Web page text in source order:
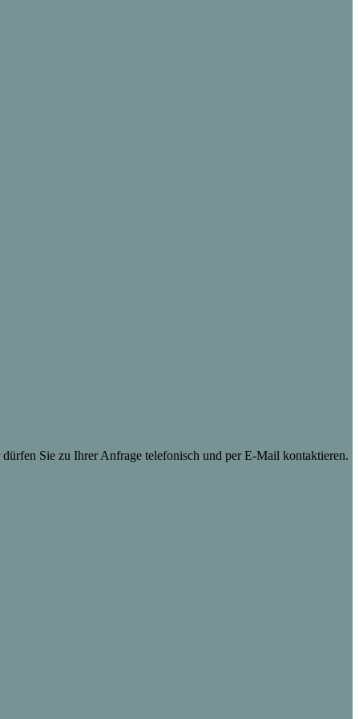
Sie zu Ihrer Anfrage telefonisch und per E-Mail kontaktieren.